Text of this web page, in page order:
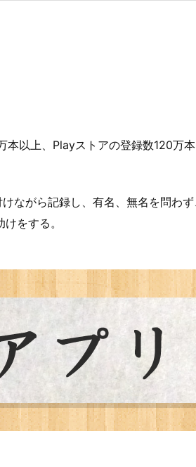
以上、Playストアの登録数120万
けながら記録し、有名、無名を問わ
をする。